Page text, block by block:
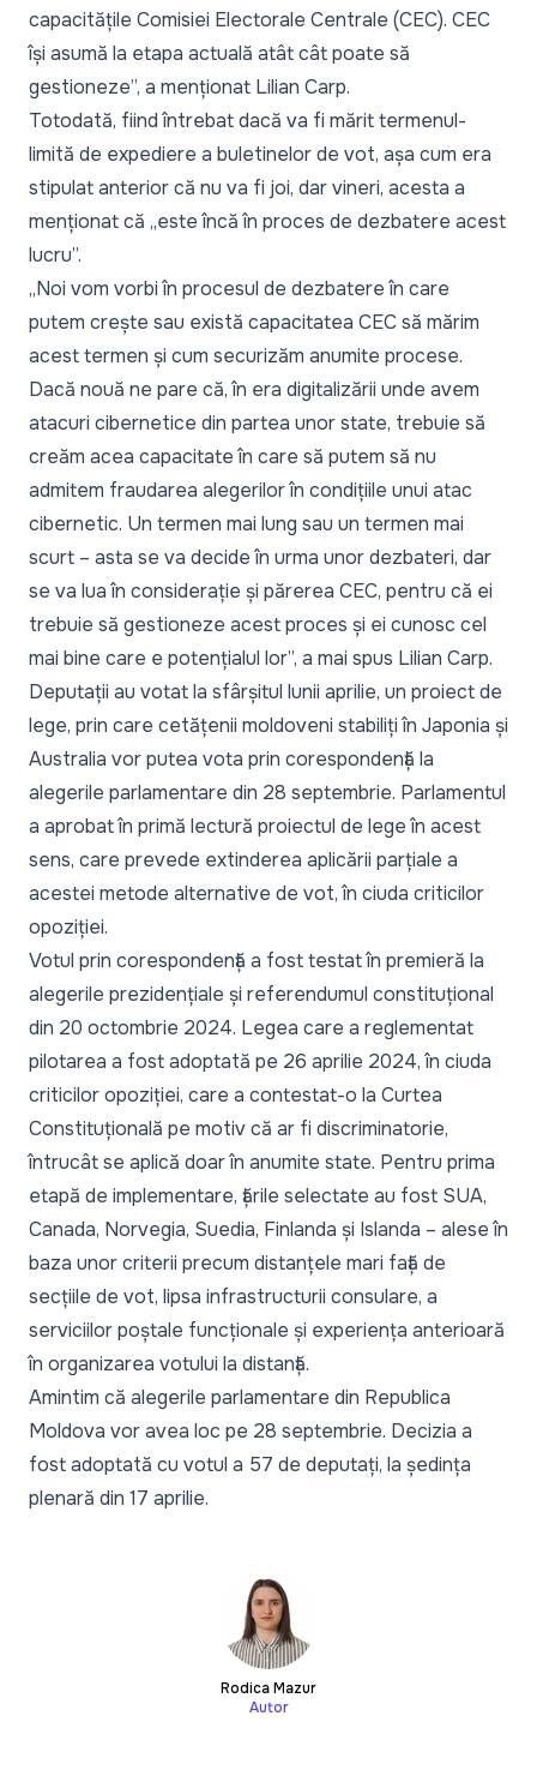
capacitățile Comisiei Electorale Centrale (CEC). CEC
își asumă la etapa actuală atât cât poate să
gestioneze”, a menționat Lilian Carp.
Totodată, fiind întrebat dacă va fi mărit termenul-
limită de expediere a buletinelor de vot, așa cum era
stipulat anterior că nu va fi joi, dar vineri, acesta a
menționat că „este încă în proces de dezbatere acest
lucru”.
„Noi vom vorbi în procesul de dezbatere în care
putem crește sau există capacitatea CEC să mărim
acest termen și cum securizăm anumite procese.
Dacă nouă ne pare că, în era digitalizării unde avem
atacuri cibernetice din partea unor state, trebuie să
creăm acea capacitate în care să putem să nu
admitem fraudarea alegerilor în condițiile unui atac
cibernetic. Un termen mai lung sau un termen mai
scurt – asta se va decide în urma unor dezbateri, dar
se va lua în considerație și părerea CEC, pentru că ei
trebuie să gestioneze acest proces și ei cunosc cel
mai bine care e potențialul lor”, a mai spus Lilian Carp.
Deputații au votatla sfârșitul lunii aprilie, un proiect de
lege, prin care cetățenii moldoveni stabiliți în Japonia și
Australia vor putea vota prin corespondență la
alegerile parlamentare din 28 septembrie. Parlamentul
a aprobat în primă lectură proiectul de lege în acest
sens, care prevede extinderea aplicării parțiale a
acestei metode alternative de vot, în ciuda criticilor
opoziției.
Votul prin corespondență a fost testat în premieră la
alegerile prezidențiale și referendumul constituțional
din 20 octombrie 2024. Legea care a reglementat
pilotarea a fost adoptată pe 26 aprilie 2024, în ciuda
criticilor opoziției, care a contestat-o la Curtea
Constituțională pe motiv că ar fi discriminatorie,
întrucât se aplică doar în anumite state. Pentru prima
etapă de implementare, țările selectate au fost SUA,
Canada, Norvegia, Suedia, Finlanda și Islanda – alese în
baza unor criterii precum distanțele mari față de
secțiile de vot, lipsa infrastructurii consulare, a
serviciilor poștale funcționale și experiența anterioară
în organizarea votului la distanță.
Amintim că alegerile parlamentare din Republica
Moldova vor avea loc pe 28 septembrie. Decizia a
fost adoptată cu votul a 57 de deputați, la ședința
plenară din 17 aprilie.
Rodica Mazur
Autor